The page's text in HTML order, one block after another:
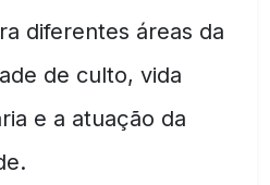
diferentes áreas da
de culto, vida
e a atuação da